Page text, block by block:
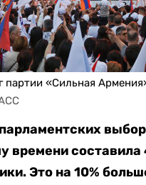
«Сильная
времени
Это на 10%